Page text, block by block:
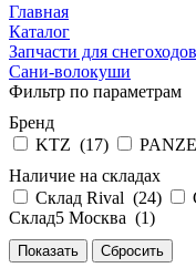
Главная
Каталог
Запчасти для снегоходов
Сани-волокуши
Фильтр по параметрам
Бренд
KTZ (17)
Наличие на складах
Склад Rival (24)
Склад5 Москва (1)